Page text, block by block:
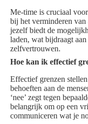
Me-time is cruciaal
bij het verminderen
jezelf biedt de
laden, wat bijdraagt
zelfvertrouwen.
Hoe kan ik effectief
Effectief grenzen
behoeften aan de
‘nee’ zegt tegen
belangrijk om op een
communiceren wat je